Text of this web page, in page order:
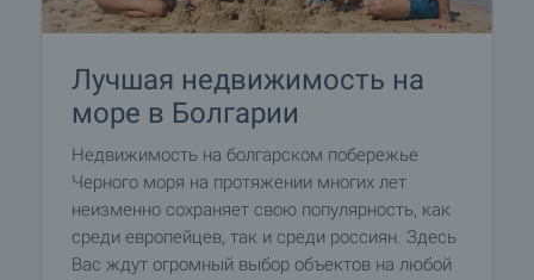
Лучшая недвижимость на
море в Болгарии
Недвижимость на болгарском побережье
Черного моря на протяжении многих лет
неизменно сохраняет свою популярность, как
среди европейцев, так и среди россиян. Здесь
Вас ждут огромный выбор объектов на любой